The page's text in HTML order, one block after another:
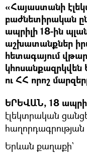
«Հայաստանի
բաժնետիրական
ապրիլի 18-ին
աշխատանքներ
հետագայում
ու ՀՀ որոշ
ԵՐԵՎԱՆ, 18
էլեկտրական
Երևան քաղաքի`